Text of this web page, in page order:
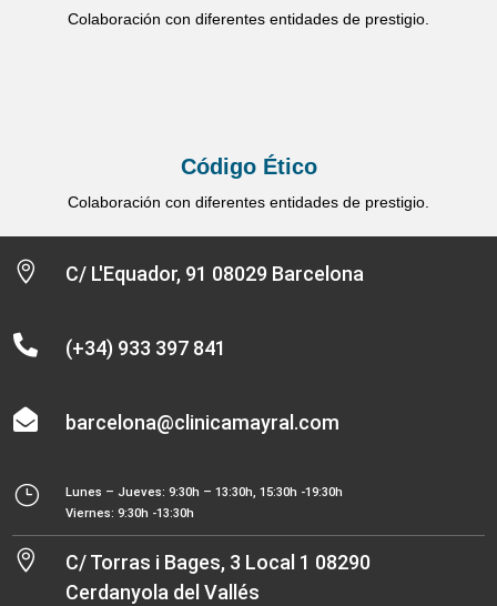
Colaboración con diferentes entidades de prestigio.
Código Ético
Colaboración con diferentes entidades de prestigio.
 C/ L'Equador, 91 08029 Barcelona
 (+34) 933 397 841
 barcelona@clinicamayral.com
}
Lunes – Jueves: 9:30h – 13:30h, 15:30h -19:30h
Viernes: 9:30h -13:30h

C/ Torras i Bages, 3 Local 1 08290
Cerdanyola del Vallés